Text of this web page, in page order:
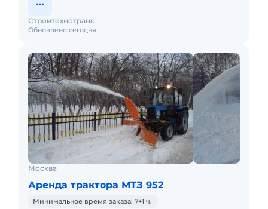
Обновлено сегодня
Стройтехнотранс
Москва
Аренда трактора МТЗ 952
Минимальное время заказа: 7+1 ч.